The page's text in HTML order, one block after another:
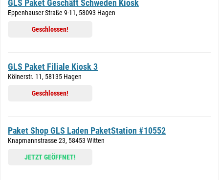
GLS Paket Geschäft Schweden Kiosk
Eppenhauser Straße 9-11, 58093 Hagen
Geschlossen!
GLS Paket Filiale Kiosk 3
Kölnerstr. 11, 58135 Hagen
Geschlossen!
Paket Shop GLS Laden PaketStation #10552
Knapmannstrasse 23, 58453 Witten
JETZT GEÖFFNET!